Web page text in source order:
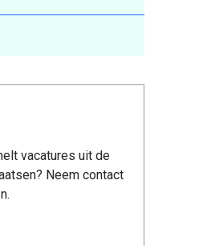
vacatures uit de
Neem contact